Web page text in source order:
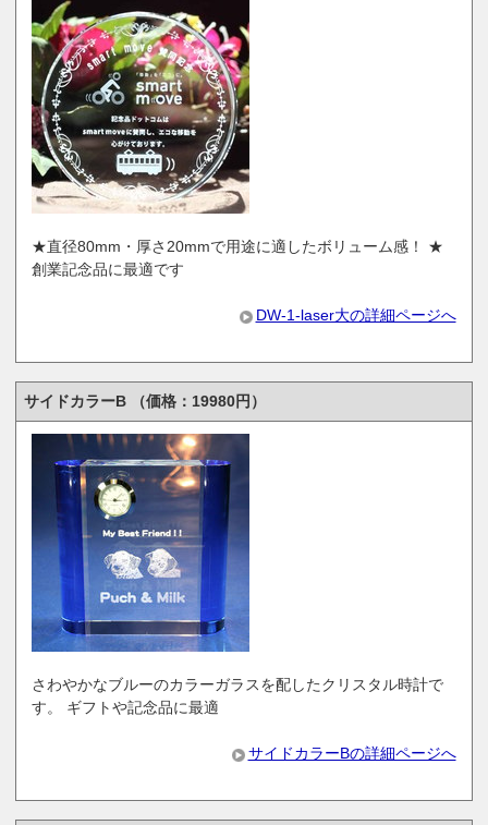
★直径80mm・厚さ20mmで用途に適したボリューム感！ ★
創業記念品に最適です
DW-1-laser大の詳細ページへ
サイドカラーB （価格：19980円）
さわやかなブルーのカラーガラスを配したクリスタル時計で
す。 ギフトや記念品に最適
サイドカラーBの詳細ページへ